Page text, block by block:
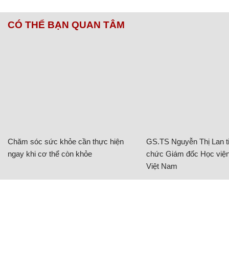
CÓ THỂ BẠN QUAN TÂM
Chăm sóc sức khỏe cần thực hiện
ngay khi cơ thể còn khỏe
GS.TS Nguyễn Thị Lan
chức Giám đốc Học
Việt Nam